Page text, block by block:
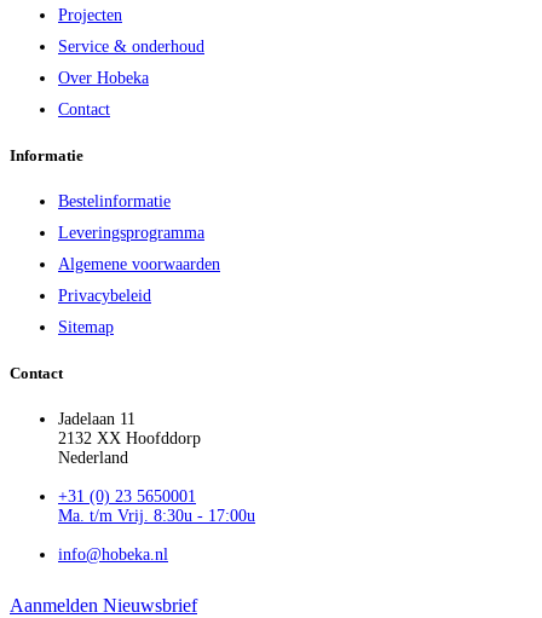
Projecten
Service & onderhoud
Over Hobeka
Contact
Informatie
Bestelinformatie
Leveringsprogramma
Algemene voorwaarden
Privacybeleid
Sitemap
Contact
Jadelaan 11
2132 XX Hoofddorp
Nederland
+31 (0) 23 5650001
Ma. t/m Vrij. 8:30u - 17:00u
info@hobeka.nl
Aanmelden Nieuwsbrief